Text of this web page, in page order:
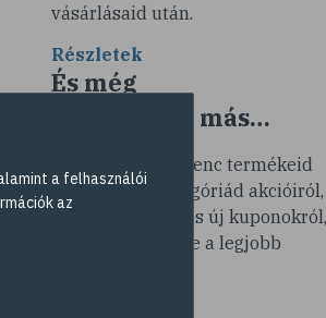
vásárlásaid után.
Részletek
És még
sok minden más…
Éretesítünk kedvenc termékeid
vagy termékkategóriád akcióiról,
számodra érdekes új kuponokról,
hogy ne maradj le a legjobb
a felhasználói
az